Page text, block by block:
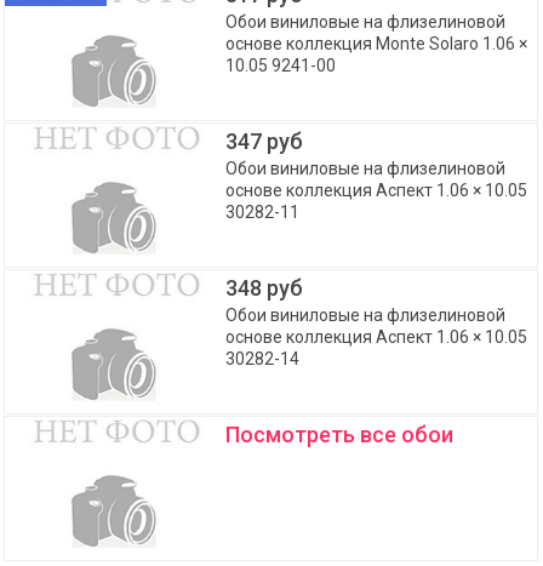
Обои виниловые на флизелиновой
основе коллекция Monte Solaro 1.06 ×
10.05 9241-00
347 руб
Обои виниловые на флизелиновой
основе коллекция Аспект 1.06 × 10.05
30282-11
348 руб
Обои виниловые на флизелиновой
основе коллекция Аспект 1.06 × 10.05
30282-14
Посмотреть все обои